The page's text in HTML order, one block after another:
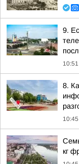
9.
10:51
8.
10:45
кг